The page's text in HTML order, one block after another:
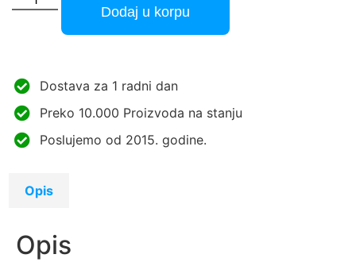
Dodaj u korpu
Dostava za 1 radni dan
Preko 10.000 Proizvoda na stanju
Poslujemo od 2015. godine.
Opis
Opis